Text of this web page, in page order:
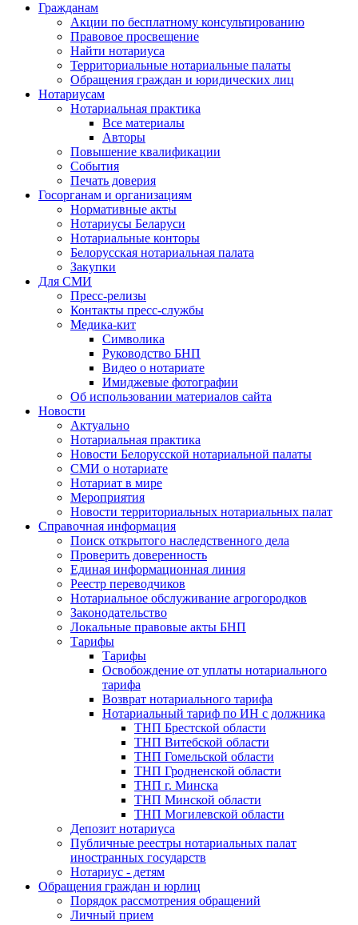
Гражданам
Акции по бесплатному консультированию
Правовое просвещение
Найти нотариуса
Территориальные нотариальные палаты
Обращения граждан и юридических лиц
Нотариусам
Нотариальная практика
Все материалы
Авторы
Повышение квалификации
События
Печать доверия
Госорганам и организациям
Нормативные акты
Нотариусы Беларуси
Нотариальные конторы
Белорусская нотариальная палата
Закупки
Для СМИ
Пресс-релизы
Контакты пресс-службы
Медика-кит
Символика
Руководство БНП
Видео о нотариате
Имиджевые фотографии
Об использовании материалов сайта
Новости
Актуально
Нотариальная практика
Новости Белорусской нотариальной палаты
СМИ о нотариате
Нотариат в мире
Мероприятия
Новости территориальных нотариальных палат
Справочная информация
Поиск открытого наследственного дела
Проверить доверенность
Единая информационная линия
Реестр переводчиков
Нотариальное обслуживание агрогородков
Законодательство
Локальные правовые акты БНП
Тарифы
Тарифы
Освобождение от уплаты нотариального
тарифа
Возврат нотариального тарифа
Нотариальный тариф по ИН с должника
ТНП Брестской области
ТНП Витебской области
ТНП Гомельской области
ТНП Гродненской области
ТНП г. Минска
ТНП Минской области
ТНП Могилевской области
Депозит нотариуса
Публичные реестры нотариальных палат
иностранных государств
Нотариус - детям
Обращения граждан и юрлиц
Порядок рассмотрения обращений
Личный прием